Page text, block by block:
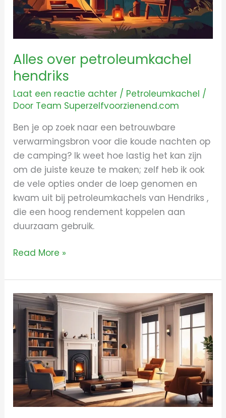
Alles over petroleumkachel
hendriks
Laat een reactie achter / Petroleumkachel /
Door Team Superzelfvoorzienend.com
Ben je op zoek naar een betrouwbare
verwarmingsbron voor die koude nachten op
de camping? Ik weet hoe lastig het kan zijn
om de juiste keuze te maken; zelf heb ik ook
de vele opties onder de loep genomen en
kwam uit bij petroleumkachels van Hendriks ,
die een hoog rendement koppelen aan
duurzaam gebruik.
Read More »
Voordelen
kachel
centrale
verwarming:
wat
moet
weten!